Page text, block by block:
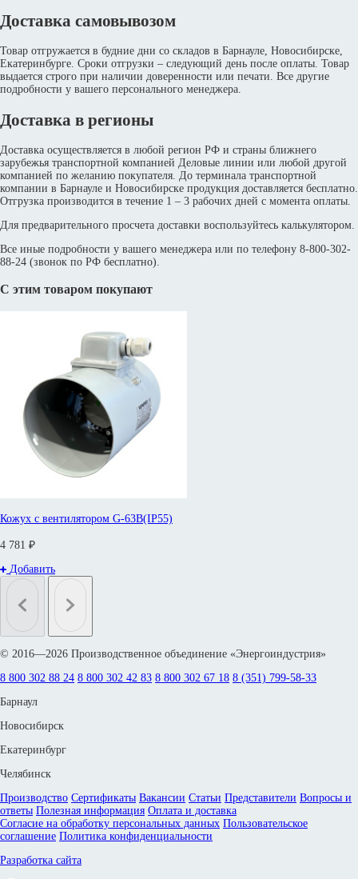
Доставка самовывозом
Товар отгружается в будние дни со складов в Барнауле, Новосибирске,
Екатеринбурге. Сроки отгрузки – следующий день после оплаты. Товар
выдается строго при наличии доверенности или печати. Все другие
подробности у вашего персонального менеджера.
Доставка в регионы
Доставка осуществляется в любой регион РФ и страны ближнего
зарубежья транспортной компанией Деловые линии или любой другой
компанией по желанию покупателя. До терминала транспортной
компании в Барнауле и Новосибирске продукция доставляется бесплатно.
Отгрузка производится в течение 1 – 3 рабочих дней с момента оплаты.
Для предварительного просчета доставки воспользуйтесь калькулятором.
Все иные подробности у вашего менеджера или по телефону 8-800-302-
88-24 (звонок по РФ бесплатно).
С этим товаром покупают
Кожух с вентилятором G-63B(IP55)
4 781 ₽
Добавить
© 2016—2026 Производственное объединение «Энергоиндустрия»
8 800 302 88 24 8 800 302 42 83 8 800 302 67 18 8 (351) 799-58-33
Барнаул
Новосибирск
Екатеринбург
Челябинск
Производство Сертификаты Вакансии Статьи Представители Вопросы и
ответы Полезная информация Оплата и доставка
Согласие на обработку персональных данных Пользовательское
соглашение Политика конфиденциальности
Разработка сайта